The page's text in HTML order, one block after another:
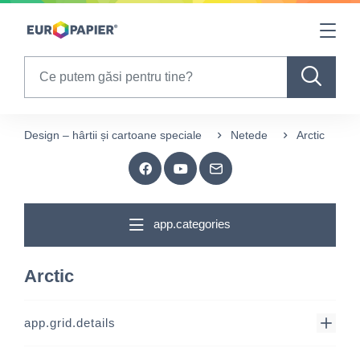
Table Of Content
Design – hârtii și cartoane speciale Netede Arctic
app.categories
Arctic
app.grid.details